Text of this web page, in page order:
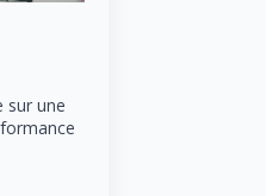
sur une